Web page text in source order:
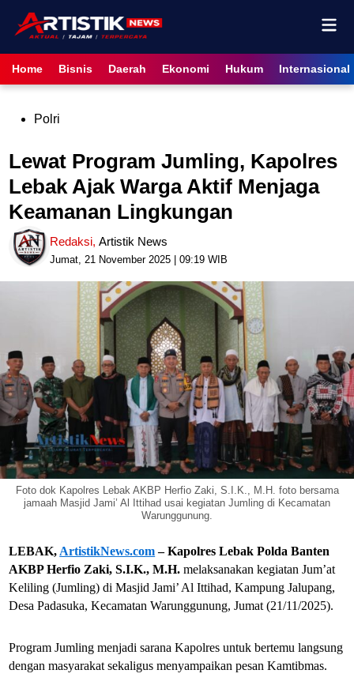
content
Home Bisnis Daerah Ekonomi Hukum Internasional
PostedPolri
Lewat Program Jumling, Kapolres
Lebak Ajak Warga Aktif Menjaga
Keamanan Lingkungan
Redaksi,Artistik News
Jumat, 21 November 2025 | 09:19 WIB
Foto dok Kapolres Lebak AKBP Herfio Zaki, S.I.K., M.H. foto bersama
jamaah Masjid Jami’ Al Ittihad usai kegiatan Jumling di Kecamatan
Warunggunung.
LEBAK, ArtistikNews.com– Kapolres Lebak Polda Banten
AKBP Herfio Zaki, S.I.K., M.H.melaksanakan kegiatan Jum’at
Keliling (Jumling) di Masjid Jami’ Al Ittihad, Kampung Jalupang,
Desa Padasuka, Kecamatan Warunggunung, Jumat (21/11/2025).
Program Jumling menjadi sarana Kapolres untuk bertemu langsung
dengan masyarakat sekaligus menyampaikan pesan Kamtibmas.